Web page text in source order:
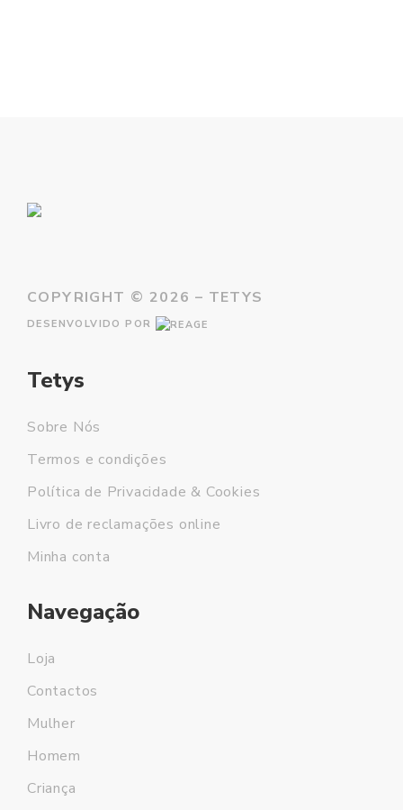
COPYRIGHT © 2026 – TETYS
DESENVOLVIDO POR
Tetys
Sobre Nós
Termos e condições
Política de Privacidade & Cookies
Livro de reclamações online
Minha conta
Navegação
Loja
Contactos
Mulher
Homem
Criança